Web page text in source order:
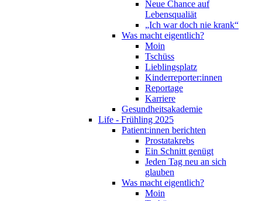
Neue Chance auf
Lebensqualiät
„Ich war doch nie krank“
Was macht eigentlich?
Moin
Tschüss
Lieblingsplatz
Kinderreporter:innen
Reportage
Karriere
Gesundheitsakademie
Life - Frühling 2025
Patient:innen berichten
Prostatakrebs
Ein Schnitt genügt
Jeden Tag neu an sich
glauben
Was macht eigentlich?
Moin